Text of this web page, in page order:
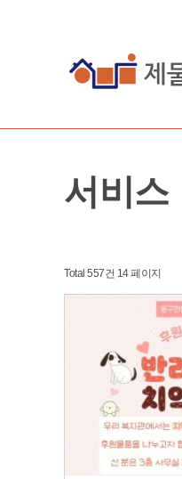
서비스
Total 557건 14 페이지